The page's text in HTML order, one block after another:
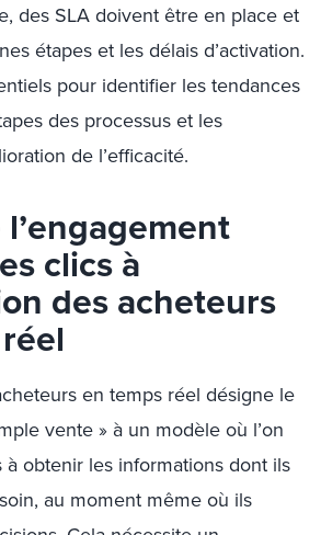
des SLA doivent être en place et
étapes et les délais d’activation.
pour identifier les tendances
des processus et les
de l’efficacité.
clics à
des acheteurs
en temps réel désigne le
vente » à un modèle où l’on
à obtenir les informations dont ils
au moment même où ils